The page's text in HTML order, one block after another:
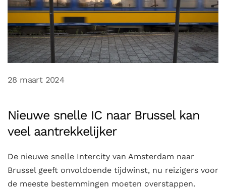
28 maart 2024
Nieuwe snelle IC naar Brussel kan
veel aantrekkelijker
De nieuwe snelle Intercity van Amsterdam naar
Brussel geeft onvoldoende tijdwinst, nu reizigers voor
de meeste bestemmingen moeten overstappen.